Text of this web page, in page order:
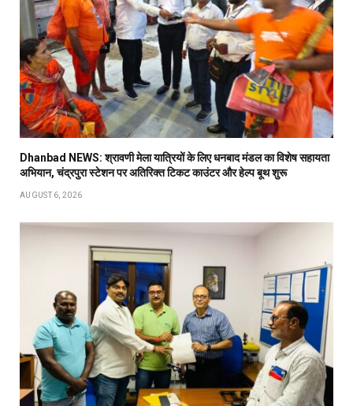
Dhanbad NEWS: श्रावणी मेला यात्रियों के लिए धनबाद मंडल का विशेष सहायता
अभियान, चंद्रपुरा स्टेशन पर अतिरिक्त टिकट काउंटर और हेल्प बूथ शुरू
AUGUST 6, 2026